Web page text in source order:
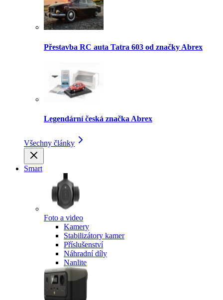
Přestavba RC auta Tatra 603 od značky Abrex
Legendární česká značka Abrex
Všechny články
Smart
Foto a video
Kamery
Stabilizátory kamer
Příslušenství
Náhradní díly
Nanlite